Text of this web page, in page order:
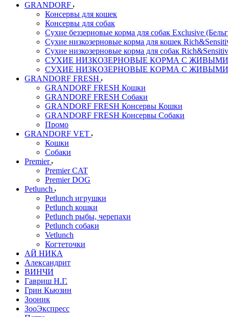
GRANDORF
Консервы для кошек
Консервы для собак
Сухие беззерновые корма для собак Exclusive
Сухие низкозерновые корма для кошек
Сухие низкозерновые корма для собак
СУХИЕ НИЗКОЗЕРНОВЫЕ КОРМА С ЖИВЫМИ
СУХИЕ НИЗКОЗЕРНОВЫЕ КОРМА С ЖИВЫМИ
GRANDORF FRESH
GRANDORF FRESH Кошки
GRANDORF FRESH Собаки
GRANDORF FRESH Консервы Кошки
GRANDORF FRESH Консервы Собаки
Промо
GRANDORF VET
Кошки
Собаки
Premier
Premier CAT
Premier DOG
Petlunch
Petlunch игрушки
Petlunch кошки
Petlunch рыбы, черепахи
Petlunch собаки
Vetlunch
Когтеточки
АЙ НИКА
Александрит
ВИНЧИ
Гавриш Н.Г.
Грин Кьюзин
Зооник
ЗооЭкспресс